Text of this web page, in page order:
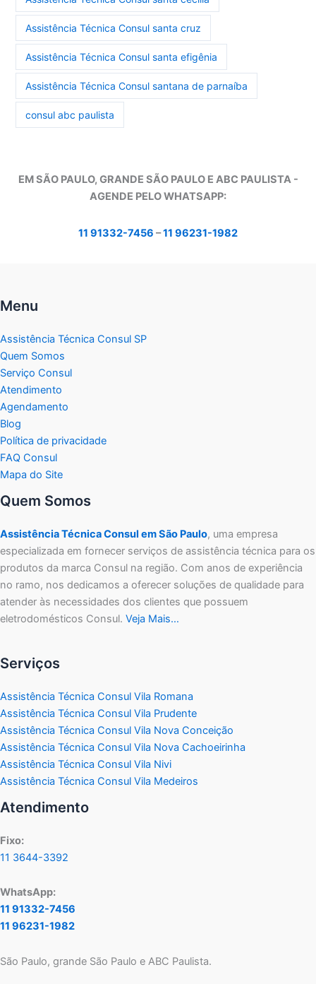
Assistência Técnica Consul santa cruz
Assistência Técnica Consul santa efigênia
Assistência Técnica Consul santana de parnaíba
consul abc paulista
EM SÃO PAULO, GRANDE SÃO PAULO E ABC PAULISTA -
AGENDE PELO WHATSAPP:
11 91332-7456 –11 96231-1982
Menu
Assistência Técnica Consul SP
Quem Somos
Serviço Consul
Atendimento
Agendamento
Blog
Política de privacidade
FAQ Consul
Mapa do Site
Quem Somos
Assistência Técnica Consul em São Paulo, uma empresa
especializada em fornecer serviços de assistência técnica para os
produtos da marca Consul na região. Com anos de experiência
no ramo, nos dedicamos a oferecer soluções de qualidade para
atender às necessidades dos clientes que possuem
eletrodomésticos Consul. Veja Mais…
Serviços
Assistência Técnica Consul Vila Romana
Assistência Técnica Consul Vila Prudente
Assistência Técnica Consul Vila Nova Conceição
Assistência Técnica Consul Vila Nova Cachoeirinha
Assistência Técnica Consul Vila Nivi
Assistência Técnica Consul Vila Medeiros
Atendimento
Fixo:
11 3644-3392
WhatsApp:
11 91332-7456
11 96231-1982
São Paulo, grande São Paulo e ABC Paulista.